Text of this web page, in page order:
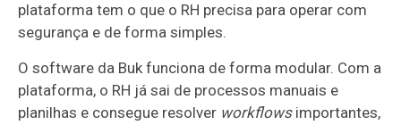
plataforma tem o que o RH precisa para operar com
segurança e de forma simples.
O software da Buk funciona de forma modular. Com a
plataforma, o RH já sai de processos manuais e
planilhas e consegue resolver workflowsimportantes,